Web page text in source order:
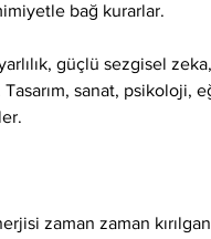
bağ kurarlar.
güçlü sezgisel
Tasarım, sanat, psikoloji,
zaman zaman